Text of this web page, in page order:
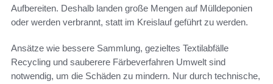
Aufbereiten. Deshalb landen große Mengen auf Mülldeponien
oder werden verbrannt, statt im Kreislauf geführt zu werden.
Ansätze wie bessere Sammlung, gezieltes Textilabfälle
Recycling und sauberere Färbeverfahren Umwelt sind
notwendig, um die Schäden zu mindern. Nur durch technische,